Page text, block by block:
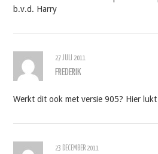
b.v.d. Harry
27 JULI 2011
FREDERIK
Werkt dit ook met versie 905? Hier
23 DECEMBER 2011